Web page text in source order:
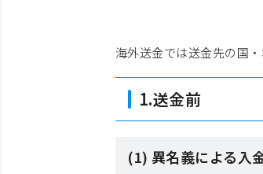
海外送金では送金先の国
1.送金前
(1) 異名義による入